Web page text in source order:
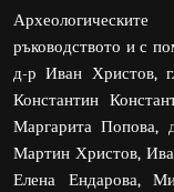
ръководството и с
д-р Иван Христов,
Константин
Маргарита Попова,
Мартин Христов,
Елена Ендарова,